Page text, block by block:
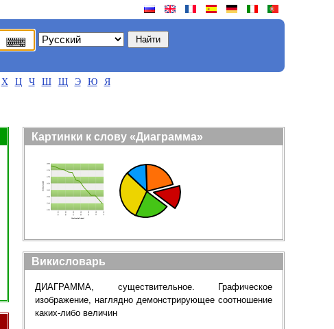
Х Ц Ч Ш Щ Э Ю Я
Картинки к слову «Диаграмма»
Викисловарь
ДИАГРАММА, существительное. Графическое
изображение, наглядно демонстрирующее соотношение
каких-либо величин